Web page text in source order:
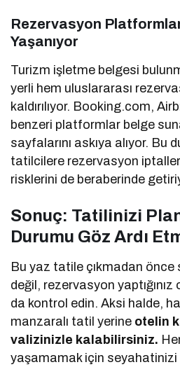
Rezervasyon
Yaşanıyor
Turizm işletme belgesi
yerli hem uluslararası
kaldırılıyor. Booking.com,
benzeri platformlar belge
sayfalarını askıya alıyor. Bu
tatilcilere rezervasyon
risklerini de beraberinde
Sonuç: Tatilinizi
Durumu Göz Ardı
Bu yaz tatile çıkmadan önce
değil, rezervasyon
da kontrol edin. Aksi halde,
manzaralı tatil yerine otelin
valizinizle kalabilirsiniz.
yaşamamak için seyahatinizi